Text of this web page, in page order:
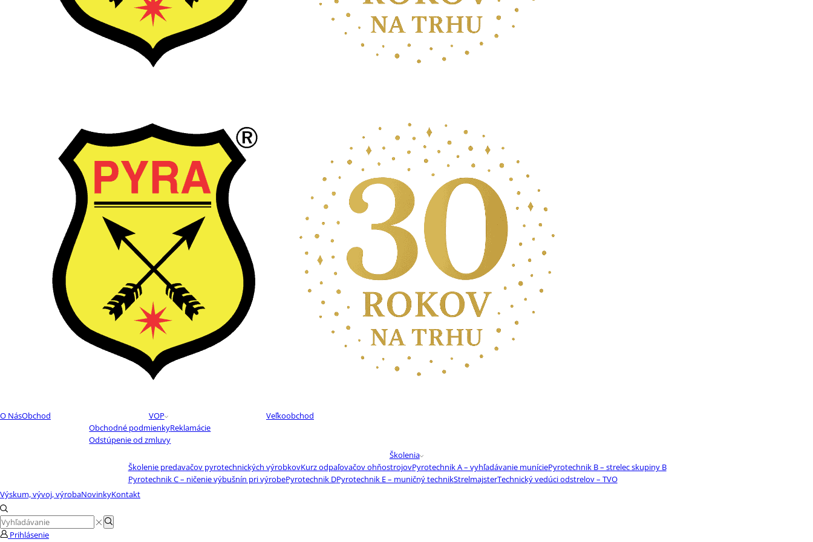
O NásObchod
VOP
Obchodné podmienkyReklamácie
Odstúpenie od zmluvy
Veľkoobchod
Školenia
Školenie predavačov pyrotechnických výrobkovKurz odpaľovačov ohňostrojovPyrotechnik A – vyhľadávanie muníciePyrotechnik B – strelec skupiny B
Pyrotechnik C – ničenie výbušnín pri výrobePyrotechnik DPyrotechnik E – muničný technikStrelmajsterTechnický vedúci odstrelov – TVO
Výskum, vývoj, výrobaNovinkyKontakt
Search
input
Search
Prihlásenie